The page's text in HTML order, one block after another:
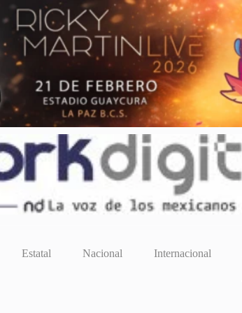
Estatal Nacional Internacional